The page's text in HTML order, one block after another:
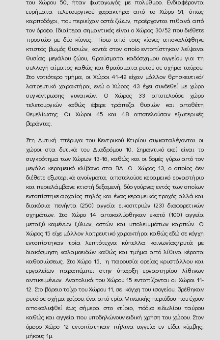
ευρήματα τελετουργικού χαρακτήρα από το Χώρο 51, όπως
καρποδόχοι, που περιείχαν οστά ζώων, προέρχονται πιθανά από
τον όροφο. Ιδιαίτερα σημαντικός είναι ο Χώρος 30/52 που διέθετε
προστώο με δύο κίονες. Πίσω από τους κίονες αποκαλύφθηκε
κτιστός βωμός θυσιών, κοντά στον οποίο εντοπίστηκαν λείψανα
θυσίας μεγάλου ζώου, θραύσματα καδόσχημου αγγείου για τη
συλλογή αίματος καθώς και θραύσματα ρυτού σε σχήμα ταύρου.
Στο νοτιότερο τμήμα, οι Χώροι 41-42 είχαν μάλλον θρησκευτικό/
λατρευτικό χαρακτήρα, ενώ ο Χώρος 43 έχει συνδεθεί με χώρο
συγκέντρωσης γυναικών. Ο Χώρος 33 αποτελούσε χώρο
τελετουργιών καθώς έφερε τράπεζα θυσιών και αποθέτη
θεμελίωσης. Οι Χώροι 45 και 48 αποτελούσαν εξωτερικές
βεράντες.
Στη Δυτική πτέρυγα του Κεντρικού Κτιρίου συγκαταλέγονται οι
χώροι στα δυτικά του Διαδρόμου 10. Σημαντικό εκεί είναι το
συγκρότημα των Χώρων 13-16, καθώς και οι δομές γύρω από τον
μεγάλο κεραμεικό κλίβανο στα ΒΔ. Ο Χώρος 13, ο οποίος δεν
διέθετε εξωτερικά ανοίγματα, αποτελούσε κεραμεικό εργαστήριο
και περιελάμβανε κτιστή δεξαμενή, δύο γούρνες εντός των οποίων
εντοπίστηκε αρχαίος πηλός και ένας κεραμεικός τροχός αλλά και
διακόσια πενήντα (250) αγγεία εικοσιτριών (23) διαφορετικών
σχημάτων. Στο Χώρο 14 αποκαλύφθηκαν εκατό (100) αγγεία
μεταξύ καμένων ξύλων, οστών και υπολειμμάτων καρπών. Ο
Χώρος 15 είχε μάλλον λατρευτικό χαρακτήρα καθώς εδώ σε κόγχη
εντοπίστηκαν τρία λεπτότεχνα κύπελλα κοινωνίας/ρυτά με
διακόσμηση καλαμοειδών καθώς και τμήμα από λίθινα κέρατα
καθοσιώσεως. Στο Χώρο 15, η παρουσία ορείας κρυστάλλου και
εργαλείων παραπέμπει στην ύπαρξη εργαστηρίου λίθινων
αντικειμένων. Ανατολικά του Χώρου 15 εντοπίζονται οι Χώροι 11-
12. Στο βόρειο τοίχο του Χώρου 11, σε κόγχη του ισογείου, βρέθηκαν
ρυτό σε σχήμα χοίρου, ένα από τρία Μινωικής περιόδου που έχουν
αποκαλυφθεί έως σήμερα στο κτίριο, πόδια ειδωλίου ταύρου
καθώς και αγγεία που υποδηλώνουν ειδική χρήση του χώρου. Στον
όμορο Χώρο 12 εντοπίστηκαν πήλινα αγγεία εν είδει κύμβης,
μήκους 1μ.